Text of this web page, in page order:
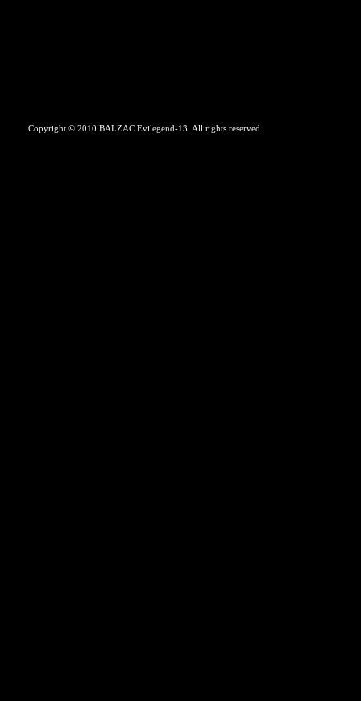
Copyright © 2010 BALZAC Evilegend-13. All rights reserved.